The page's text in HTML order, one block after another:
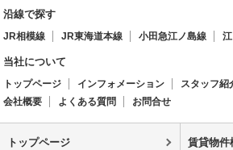
沿線で探す
JR相模線 JR東海道本線 小田急江ノ島線
当社について
トップページ インフォメーション スタッフ紹
会社概要
よくある質問 お問合せ
トップページ 賃貸物件